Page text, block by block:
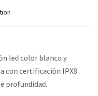
led color blanco y
con certificación IPX8
profundidad.